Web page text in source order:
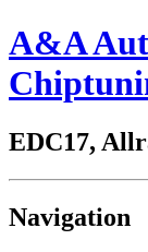
A&A
EDC17,
Navigation